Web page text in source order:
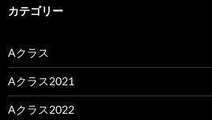
カテゴリー
Aクラス
Aクラス2021
Aクラス2022